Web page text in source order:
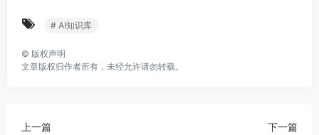
# AI知识库
© 版权声明
文章版权归作者所有，未经允许请勿转载。
上一篇 下一篇